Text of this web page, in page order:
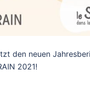
den neuen
2021!